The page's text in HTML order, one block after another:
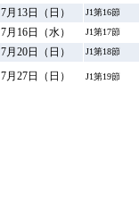
7月13日（日） J1第16節
7月16日（水） J1第17節
7月20日（日） J1第18節
7月27日（日） J1第19節